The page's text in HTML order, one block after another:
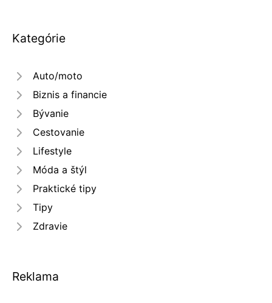
Kategórie
Auto/moto
Biznis a financie
Bývanie
Cestovanie
Lifestyle
Móda a štýl
Praktické tipy
Tipy
Zdravie
Reklama